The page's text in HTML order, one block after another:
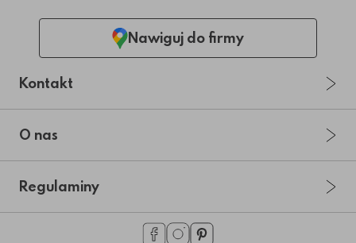
Nawiguj do firmy
Kontakt
O nas
Regulaminy